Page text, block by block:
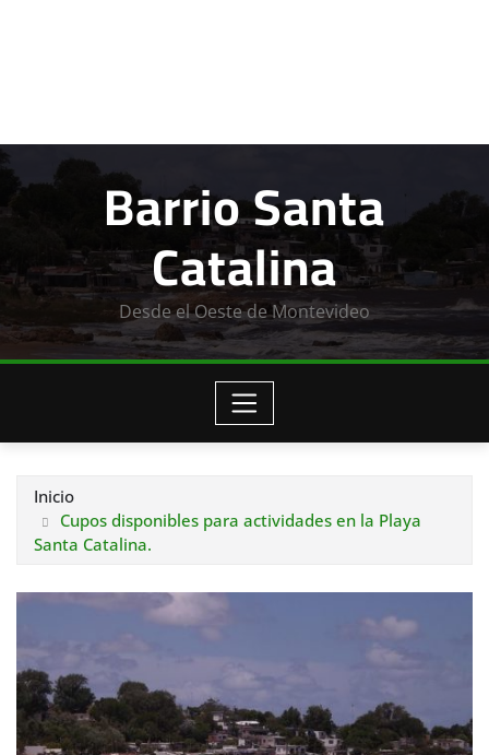
Barrio Santa
Catalina
Desde el Oeste de Montevideo
Inicio
Cupos disponibles para actividades en la Playa
Santa Catalina.